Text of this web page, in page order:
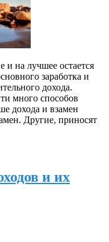
и на лучшее остается
заработка и
дохода.
много способов
дохода и взамен
Другие, приносят
и их